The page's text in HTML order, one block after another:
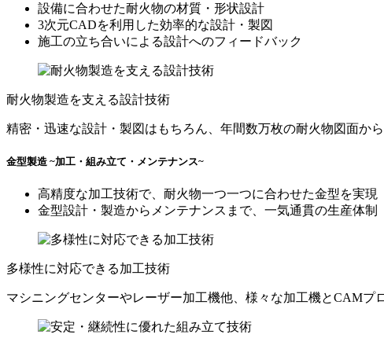
設備に合わせた耐火物の材質・形状設計
3次元CADを利用した効率的な設計・製図
施工の立ち合いによる設計へのフィードバック
耐火物製造を支える設計技術
精密・迅速な設計・製図はもちろん、年間数万枚の耐火物図面か
金型製造 ~加工・組み立て・メンテナンス~
高精度な加工技術で、耐火物一つ一つに合わせた金型を実現
金型設計・製造からメンテナンスまで、一気通貫の生産体制
多様性に対応できる加工技術
マシニングセンターやレーザー加工機他、様々な加工機とCAM